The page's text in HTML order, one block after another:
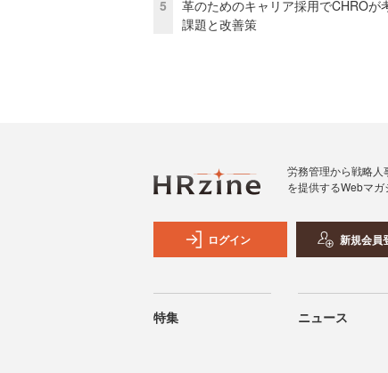
5
革のためのキャリア採用でCHROが
課題と改善策
労務管理から戦略
を提供するWebマガ
ログイン 新規会員
特集 ニュース